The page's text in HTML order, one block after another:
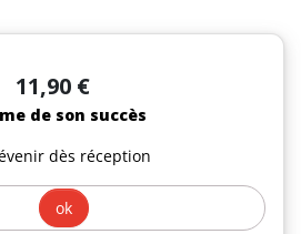
11,90 €
de son succès
dès réception
ok